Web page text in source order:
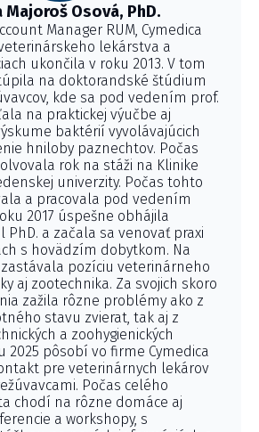
Majoroš Osová, PhD.
Manager RUM, Cymedica
lekárstva a
ukončila v roku 2013. V tom
na doktorandské štúdium
kde sa pod vedením prof.
na praktickej výučbe aj
baktérií vyvolávajúcich
hniloby paznechtov. Počas
rok na stáži na Klinike
univerzity. Počas tohto
a pracovala pod vedením
2017 úspešne obhájila
PhD. a začala sa venovať praxi
s hovädzím dobytkom. Na
pozíciu veterinárneho
aj zootechnika. Za svojich skoro
zažila rôzne problémy ako z
stavu zvierat, tak aj z
a zoohygienických
2025 pôsobí vo firme Cymedica
pre veterinárnych lekárov
Počas celého
chodí na rôzne domáce aj
a workshopy, s